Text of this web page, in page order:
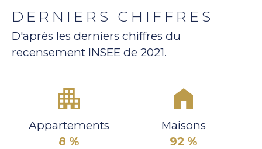
DERNIERS CHIFFRES
D'après les derniers chiffres du
recensement INSEE de 2021.
Appartements
8 %
Maisons
92 %